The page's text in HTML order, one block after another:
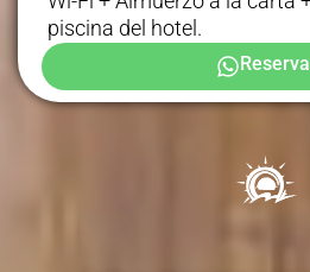
piscina del hotel.